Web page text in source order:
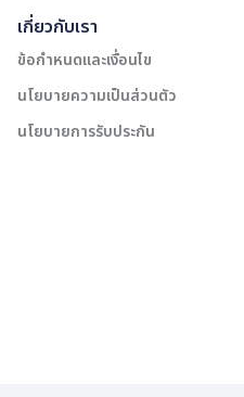
เกี่ยวกับเรา
ข้อกำหนดและเงื่อนไข
นโยบายความเป็นส่วนตัว
นโยบายการรับประกัน